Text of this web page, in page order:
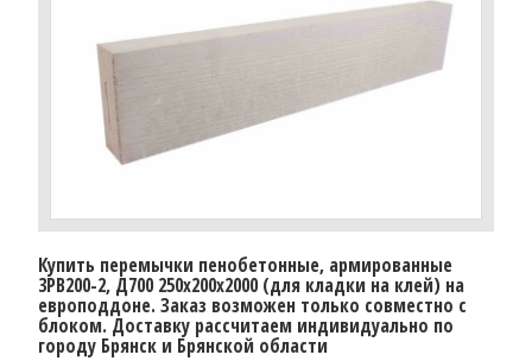
Купить перемычки пенобетонные, армированные
3PB200-2, Д700 250х200х2000 (для кладки на клей) на
европоддоне. Заказ возможен только совместно с
блоком. Доставку рассчитаем индивидуально по
городу Брянск и Брянской области